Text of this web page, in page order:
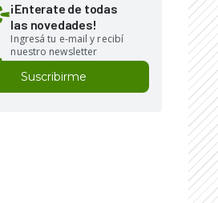
¡Enterate de todas
las novedades!
Ingresá tu e-mail y recibí
nuestro newsletter
Suscribirme